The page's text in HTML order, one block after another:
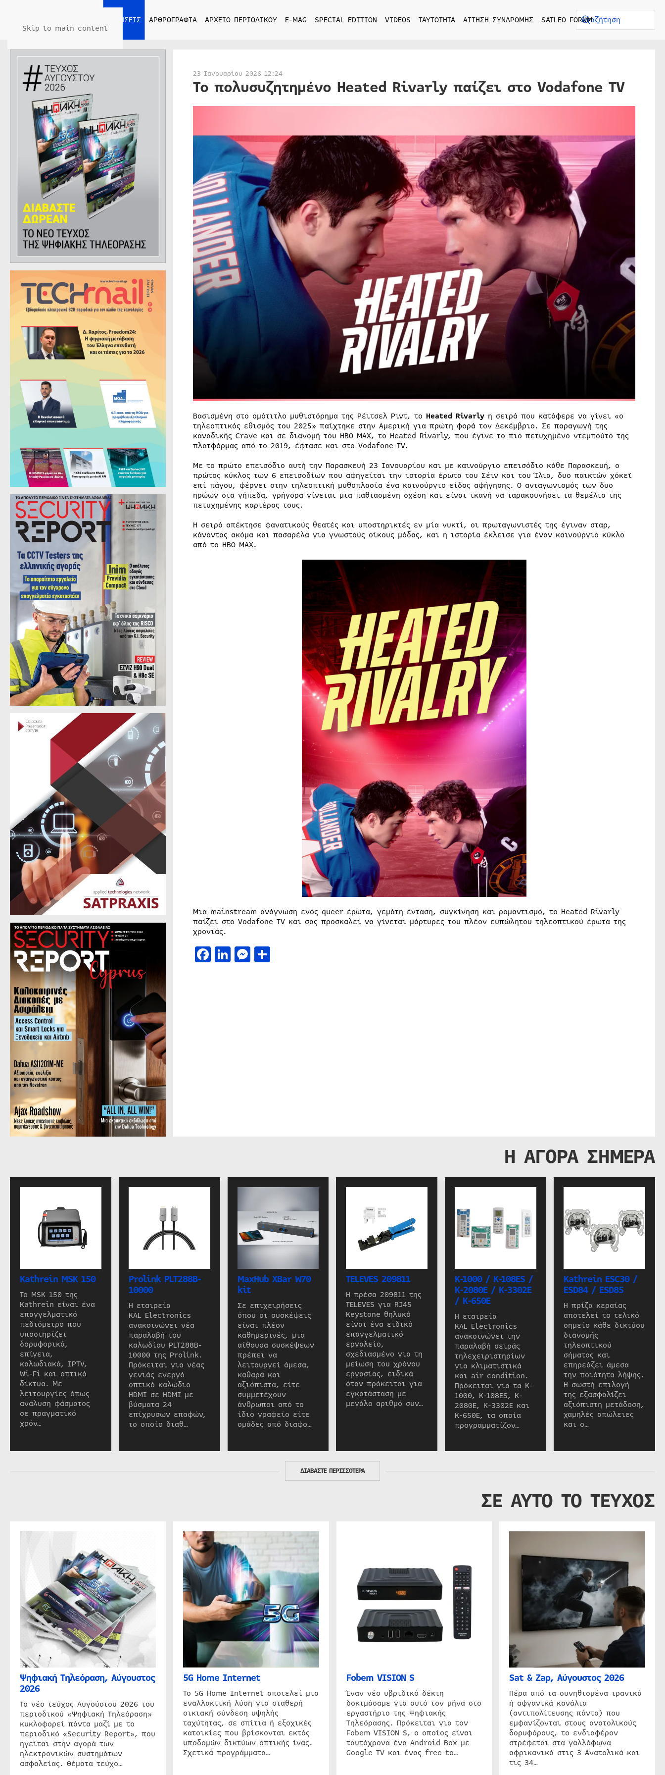
Skip to main content
ΕΙΔΗΣΕΙΣ ΑΡΘΡΟΓΡΑΦΙΑ ΑΡΧΕΙΟ ΠΕΡΙΟΔΙΚΟΥ E-MAG SPECIAL EDITION VIDEOS ΤΑΥΤΟΤΗΤΑ ΑΙΤΗΣΗ ΣΥΝΔΡΟΜΗΣ SATLEO FORUM
23 Ιανουαρίου 2026 12:24
Το πολυσυζητημένο Heated Rivarly παίζει στο Vodafone TV
Βασισμένη στο ομότιτλο μυθιστόρημα της Ρέιτσελ Ριντ, το Heated Rivarlyη σειρά που κατάφερε να γίνει «ο
τηλεοπτικός εθισμός του 2025» παίχτηκε στην Αμερική για πρώτη φορά τον Δεκέμβριο. Σε παραγωγή της
καναδικής Crave και σε διανομή του ΗΒΟ ΜΑΧ, το Heated Rivarly, που έγινε το πιο πετυχημένο ντεμπούτο της
πλατφόρμας από το 2019, έφτασε και στο Vodafone TV.
Με το πρώτο επεισόδιο αυτή την Παρασκευή 23 Ιανουαρίου και με καινούργιο επεισόδιο κάθε Παρασκευή, ο
πρώτος κύκλος των 6 επεισοδίων που αφηγείται την ιστορία έρωτα του Σέιν και του Ίλια, δυο παικτών χόκεϊ
επί πάγου, φέρνει στην τηλεοπτική μυθοπλασία ένα καινούργιο είδος αφήγησης. O ανταγωνισμός των δυο
ηρώων στα γήπεδα, γρήγορα γίνεται μια παθιασμένη σχέση και είναι ικανή να ταρακουνήσει τα θεμέλια της
πετυχημένης καριέρας τους.
Η σειρά απέκτησε φανατικούς θεατές και υποστηρικτές εν μία νυκτί, οι πρωταγωνιστές της έγιναν σταρ,
κάνοντας ακόμα και πασαρέλα για γνωστούς οίκους μόδας, και η ιστορία έκλεισε για έναν καινούργιο κύκλο
από το ΗΒΟ ΜΑΧ.
Μια mainstream ανάγνωση ενός queer έρωτα, γεμάτη ένταση, συγκίνηση και ρομαντισμό, το Heated Rivarly
παίζει στο Vodafone TV και σας προσκαλεί να γίνεται μάρτυρες του πλέον ευπώλητου τηλεοπτικού έρωτα της
χρονιάς.
Facebook
LinkedIn
Messenger
Μοιραστείτε
Η ΑΓΟΡΑ ΣΗΜΕΡΑ
Kathrein MSK 150
Το MSK 150 της
Kathrein είναι ένα
επαγγελματικό
πεδιόμετρο που
υποστηρίζει
δορυφορικά,
επίγεια,
καλωδιακά, IPTV,
Wi-Fi και οπτικά
δίκτυα. Με
λειτουργίες όπως
ανάλυση φάσματος
σε πραγματικό
χρόν…
Prolink PLT288B-
10000
Η εταιρεία
KAL Electronics
ανακοινώνει νέα
παραλαβή του
καλωδίου PLT288B-
10000 της Prolink.
Πρόκειται για νέας
γενιάς ενεργό
οπτικό καλώδιο
HDMI σε HDMI με
βύσματα 24
επίχρυσων επαφών,
το οποίο διαθ…
MaxHub XBar W70
kit
Σε επιχειρήσεις
όπου οι συσκέψεις
είναι πλέον
καθημερινές, μια
αίθουσα συσκέψεων
πρέπει να
λειτουργεί άμεσα,
καθαρά και
αξιόπιστα, είτε
συμμετέχουν
άνθρωποι από το
ίδιο γραφείο είτε
ομάδες από διαφο…
TELEVES 209811
Η πρέσα 209811 της
TELEVES για RJ45
Keystone θηλυκό
είναι ένα ειδικό
επαγγελματικό
εργαλείο,
σχεδιασμένο για τη
μείωση του χρόνου
εργασίας, ειδικά
όταν πρόκειται για
εγκατάσταση με
μεγάλο αριθμό συν…
K-1000 / K-108ES /
K-2080E / K-3302E
/ K-650E
Η εταιρεία
KAL Electronics
ανακοινώνει την
παραλαβή σειράς
τηλεχειριστηρίων
για κλιματιστικά
και air condition.
Πρόκειται για τα K-
1000, K-108ES, K-
2080E, K-3302E και
K-650E, τα οποία
προγραμματίζον…
Kathrein ESC30 /
ESD84 / ESD85
Η πρίζα κεραίας
αποτελεί το τελικό
σημείο κάθε δικτύου
διανομής
τηλεοπτικού
σήματος και
επηρεάζει άμεσα
την ποιότητα λήψης.
Η σωστή επιλογή
της εξασφαλίζει
αξιόπιστη μετάδοση,
χαμηλές απώλειες
και σ…
ΔΙΑΒΑΣΤΕ ΠΕΡΙΣΣΟΤΕΡΑ
ΣΕ ΑΥΤΟ ΤΟ ΤΕΥΧΟΣ
Ψηφιακή Τηλεόραση, Αύγουστος
2026
Το νέο τεύχος Αυγούστου 2026 του
περιοδικού «Ψηφιακή Τηλεόραση»
κυκλοφορεί πάντα μαζί με το
περιοδικό «Security Report», που
ηγείται στην αγορά των
ηλεκτρονικών συστημάτων
ασφαλείας. Θέματα τεύχο…
5G Home Internet
Το 5G Home Internet αποτελεί μια
εναλλακτική λύση για σταθερή
οικιακή σύνδεση υψηλής
ταχύτητας, σε σπίτια ή εξοχικές
κατοικίες που βρίσκονται εκτός
υποδομών δικτύων οπτικής ίνας.
Σχετικά προγράμματα…
Fobem VISION S
Έναν νέο υβριδικό δέκτη
δοκιμάσαμε για αυτό τον μήνα στο
εργαστήριο της Ψηφιακής
Τηλεόρασης. Πρόκειται για τον
Fobem VISION S, ο οποίος είναι
ταυτόχρονα ένα Android Box με
Google TV και ένας free to…
Sat & Zap, Αύγουστος 2026
Πέρα από τα συνηθισμένα ιρανικά
ή αφγανικά κανάλια
(αντιπολίτευσης πάντα) που
εμφανίζονται στους ανατολικούς
δορυφόρους, το ενδιαφέρον
στρέφεται στα γαλλόφωνα
αφρικανικά στις 3 Ανατολικά και
τις 34…